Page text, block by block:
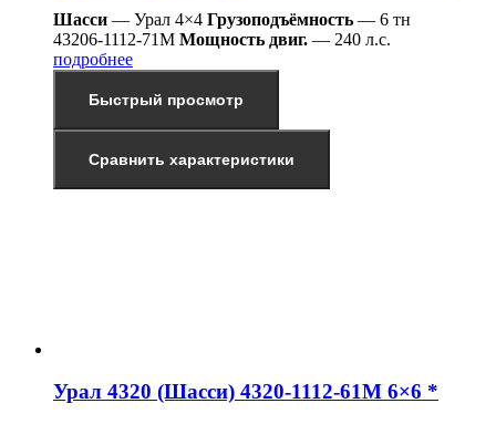
Шасси — Урал 4×4 Грузоподъёмность — 6 тн
43206-1112-71М Мощность двиг. — 240 л.с.
подробнее
Быстрый просмотр
Сравнить характеристики
Урал 4320 (Шасси) 4320-1112-61М 6×6 *